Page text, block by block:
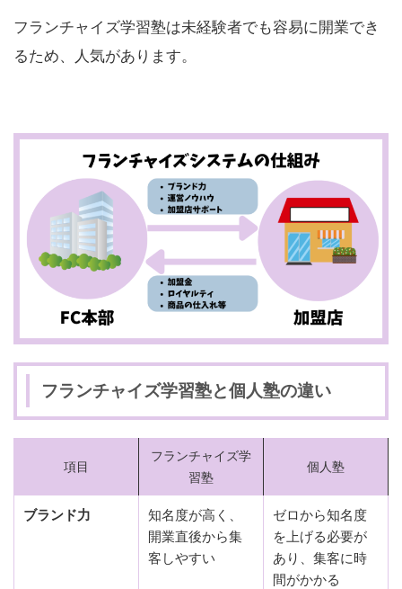
フランチャイズ学習塾は未経験者でも容易に開業でき
るため、人気があります。
フランチャイズ学習塾と個人塾の違い
項目
フランチャイズ学
習塾
個人塾
ブランド力
知名度が高く、
開業直後から集
客しやすい
ゼロから知名度
を上げる必要が
あり、集客に時
間がかかる